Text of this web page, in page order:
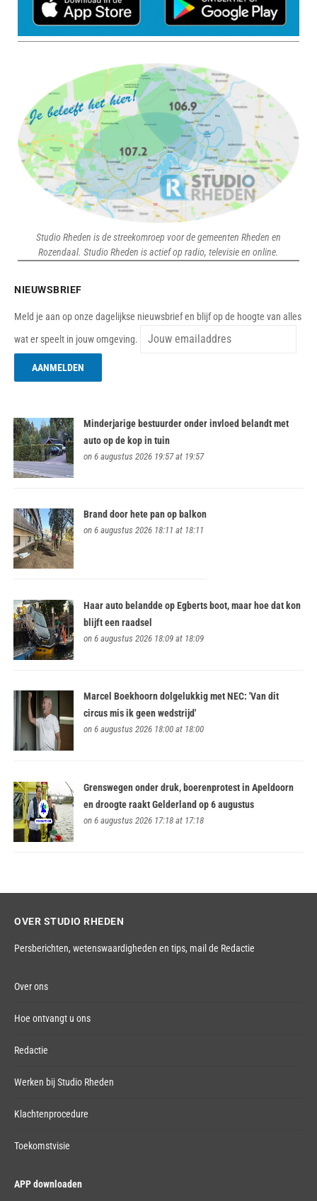
Studio Rheden is de streekomroep voor de gemeenten Rheden en
Rozendaal. Studio Rheden is actief op radio, televisie en online.
NIEUWSBRIEF
Meld je aan op onze dagelijkse nieuwsbrief en blijf op de hoogte van alles
wat er speelt in jouw omgeving.
Minderjarige bestuurder onder invloed belandt met
auto op de kop in tuin
on 6 augustus 2026 19:57 at 19:57
Brand door hete pan op balkon
on 6 augustus 2026 18:11 at 18:11
Haar auto belandde op Egberts boot, maar hoe dat kon
blijft een raadsel
on 6 augustus 2026 18:09 at 18:09
Marcel Boekhoorn dolgelukkig met NEC: 'Van dit
circus mis ik geen wedstrijd'
on 6 augustus 2026 18:00 at 18:00
Grenswegen onder druk, boerenprotest in Apeldoorn
en droogte raakt Gelderland op 6 augustus
on 6 augustus 2026 17:18 at 17:18
OVER STUDIO RHEDEN
Persberichten, wetenswaardigheden en tips, mail de Redactie
Over ons
Hoe ontvangt u ons
Redactie
Werken bij Studio Rheden
Klachtenprocedure
Toekomstvisie
APP downloaden